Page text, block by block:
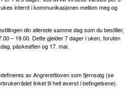
internt i kommunikasjonen mellom meg og
din allerede samme dag som du bestiller,
– 19.00. Dette gjelder 7 dager i uken, foruten
påskeaften og 17. mai.
av Angrerettloven som fjernsalg (se
linket til helt øverst i betingelsene).